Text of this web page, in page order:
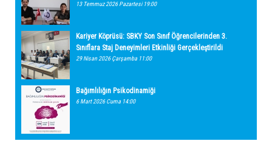
13 Temmuz 2026 Pazartesi 19:00
Kariyer Köprüsü: SBKY Son Sınıf Öğrencilerinden 3.
Sınıflara Staj Deneyimleri Etkinliği Gerçekleştirildi
29 Nisan 2026 Çarşamba 11:00
Bağımlılığın Psikodinamiği
6 Mart 2026 Cuma 14:00